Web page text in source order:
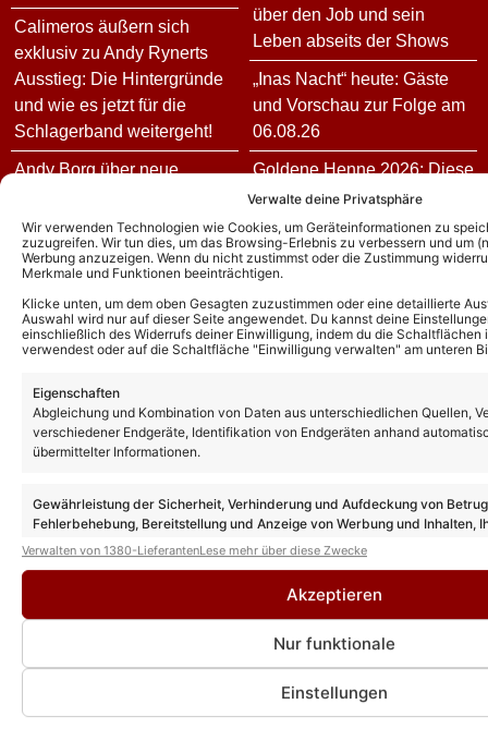
Verwalte deine Privatsphäre
Wir verwenden Technologien wie Cookies, um Geräteinformationen zu
zuzugreifen. Wir tun dies, um das Browsing-Erlebnis zu verbessern und um
Werbung anzuzeigen. Wenn du nicht zustimmst oder die Zustimmung
Merkmale und Funktionen beeinträchtigen.
Klicke unten, um dem oben Gesagten zuzustimmen oder eine detaillierte
Auswahl wird nur auf dieser Seite angewendet. Du kannst deine
einschließlich des Widerrufs deiner Einwilligung, indem du die
verwendest oder auf die Schaltfläche "Einwilligung verwalten" am unteren
Eigenschaften
Abgleichung und Kombination von Daten aus unterschiedlichen Quellen,
verschiedener Endgeräte, Identifikation von Endgeräten anhand
übermittelter Informationen.
Gewährleistung der Sicherheit, Verhinderung und Aufdeckung von
Fehlerbehebung, Bereitstellung und Anzeige von Werbung und Inhalten,
Entscheidungen zum Datenschutz speichern und übermitteln.
Verwalten von 1380-LieferantenLese mehr über diese Zwecke
Akzeptieren
Nur funktionale
Einstellungen
Calimeros äußern sich
exklusiv zu Andy Rynerts
Ausstieg: Die Hintergründe
und wie es jetzt für die
Schlagerband weitergeht!
Andy Borg über neue
Das ist für ihn das schönste
Kompliment
„Zauberhafte Weihnacht“:
Sender äußert sich –
Naschenweng als
Nachfolgerin in der Show!
Helene Fischer: Findet ihre
ist der aktuelle Stand der
Dinge!
„Sommer-Spaß mit Andy
Premieren und
erwartet Euch in der neuen
über den Job und sein
Leben abseits der Shows
„Inas Nacht“ heute: Gäste
und Vorschau zur Folge am
06.08.26
Goldene Henne 2026: Diese
Stars treten in diesem Jahr
bei der Gala auf
Stefan Mross enthüllt:
Freundin Eva Luginger und
SIE sind bei allen Terminen
seiner Tour 2027 dabei!
Zuschauer mit Andrea Berg
SINGLE-TIPP! Sahra Stern
besingt die große Liebe im
Song „Du bist mein Leben“